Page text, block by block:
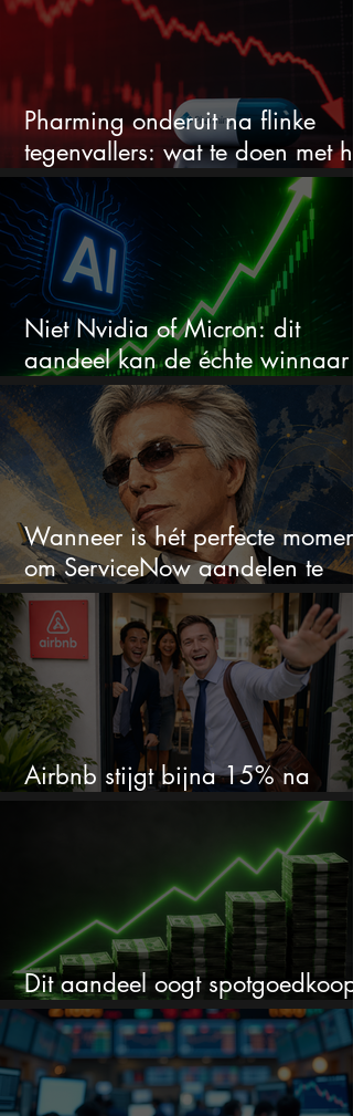
Pharming onderuit na flinke
tegenvallers: wat te doen met
aandeel?
Niet Nvidia of Micron: dit
aandeel kan de échte winnaar
van de AI-race worden
Wanneer is hét perfecte moment
om ServiceNow aandelen te
kopen?
Airbnb stijgt bijna 15% na
cijfers: vooral dit AI-cijfer valt op
Dit aandeel oogt spotgoedkoop
voor hoeveel het kan stijgen